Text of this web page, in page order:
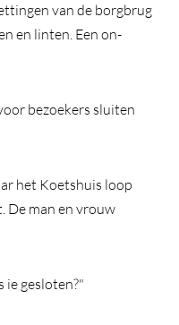
van de borgbrug
en linten. Een on-
bezoekers sluiten
het Koetshuis loop
De man en vrouw
ie gesloten?"